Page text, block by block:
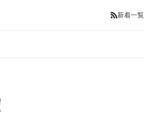
新着一覧